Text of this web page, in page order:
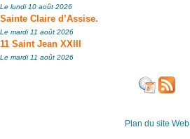
Le lundi 10 août 2026
Sainte Claire d’Assise.
Le mardi 11 août 2026
11 Saint Jean XXIII
Le mardi 11 août 2026
Plan du site Web